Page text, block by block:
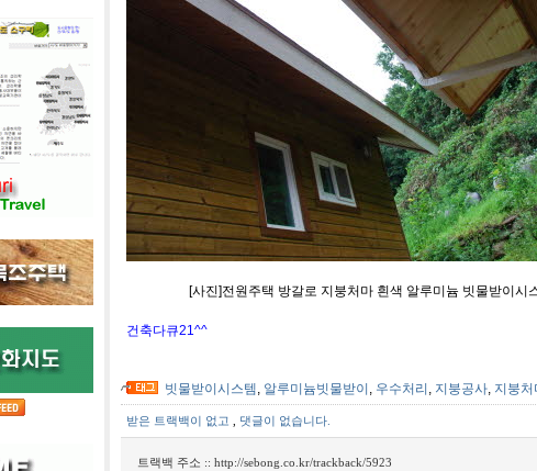
[사진]전원주택 방갈로 지붕처마 흰색 알루미늄 빗물받이시스
건축다큐21^^
빗물받이시스템 , 알루미늄빗물받이 , 우수처리 , 지붕공사, 지붕처
받은 트랙백이 없고 댓글이 없습니다.
트랙백 주소 :: http://sebong.co.kr/trackback/5923